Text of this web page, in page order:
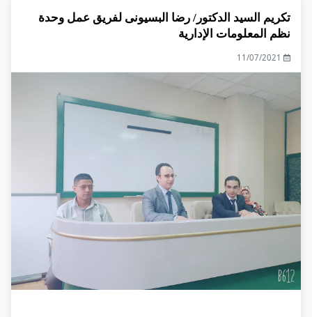
تكريم السيد الدكتور/ رضا البسيونى لفريق عمل وحدة
نظم المعلومات الإدارية
11/07/2021